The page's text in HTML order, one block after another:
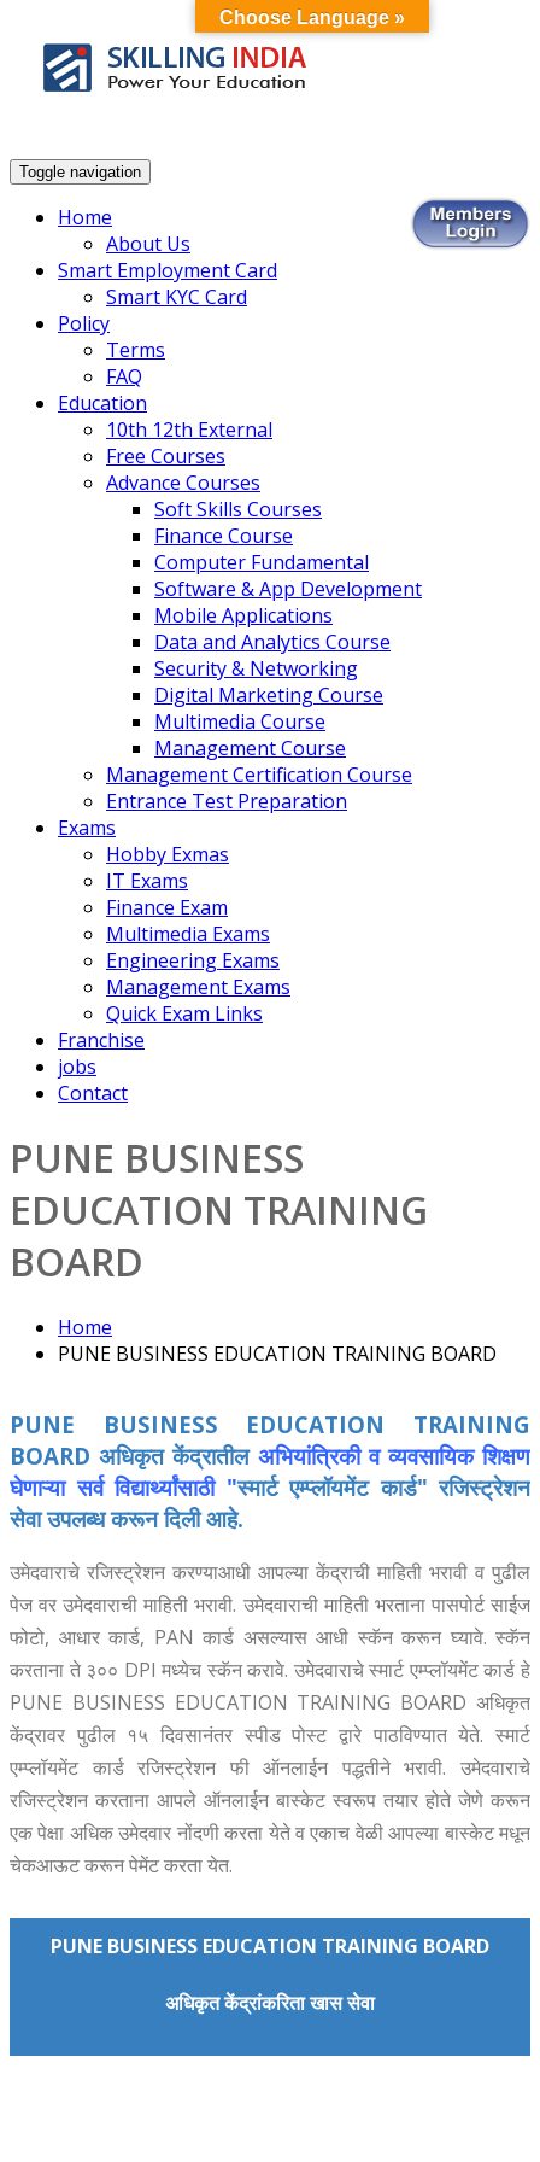
Toggle navigation
Home
About Us
Smart Employment Card
Smart KYC Card
Policy
Terms
FAQ
Education
10th 12th External
Free Courses
Advance Courses
Soft Skills Courses
Finance Course
Computer Fundamental
Software & App Development
Mobile Applications
Data and Analytics Course
Security & Networking
Digital Marketing Course
Multimedia Course
Management Course
Management Certification Course
Entrance Test Preparation
Exams
Hobby Exmas
IT Exams
Finance Exam
Multimedia Exams
Engineering Exams
Management Exams
Quick Exam Links
Franchise
jobs
Contact
PUNE BUSINESS
EDUCATION TRAINING
BOARD
Home
PUNE BUSINESS EDUCATION TRAINING BOARD
PUNE BUSINESS EDUCATION TRAINING
BOARD अधिकृतकेंद्रातील अभियांत्रिकी व व्यवसायिक शिक्षण
घेणाऱ्या सर्व विद्यार्थ्यांसाठी "स्मार्ट एम्प्लॉयमेंट कार्ड" रजिस्ट्रेशन
सेवा उपलब्ध करून दिली आहे.
उमेदवाराचे रजिस्ट्रेशन करण्याआधी आपल्या केंद्राची माहिती भरावी व पुढील
पेज वर उमेदवाराची माहिती भरावी. उमेदवाराची माहिती भरताना पासपोर्ट साईज
फोटो, आधार कार्ड, PAN कार्ड असल्यास आधी स्कॅन करून घ्यावे. स्कॅन
करताना ते ३०० DPI मध्येच स्कॅन करावे. उमेदवाराचे स्मार्ट एम्प्लॉयमेंट कार्ड हे
PUNE BUSINESS EDUCATION TRAINING BOARD अधिकृत
केंद्रावर पुढील १५ दिवसानंतर स्पीड पोस्ट द्वारे पाठविण्यात येते. स्मार्ट
एम्प्लॉयमेंट कार्ड रजिस्ट्रेशन फी ऑनलाईन पद्धतीने भरावी. उमेदवाराचे
रजिस्ट्रेशन करताना आपले ऑनलाईन बास्केट स्वरूप तयार होते जेणे करून
एक पेक्षा अधिक उमेदवार नोंदणी करता येते व एकाच वेळी आपल्या बास्केट मधून
चेकआऊट करून पेमेंट करता येत.
PUNE BUSINESS EDUCATION TRAINING BOARD
अधिकृत केंद्रांकरिता खास सेवा
Choose Language »